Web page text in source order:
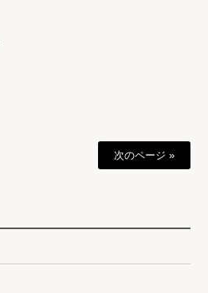
次のページ »